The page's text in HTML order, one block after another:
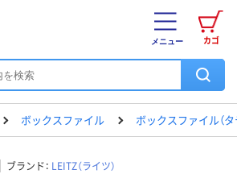
カゴ
メニュー
ボックスファイル ボックスファイル（タ
ブランド： LEITZ（ライツ）